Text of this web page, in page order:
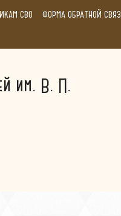
СВО ФОРМА ОБРАТНОЙ
им. В. П.